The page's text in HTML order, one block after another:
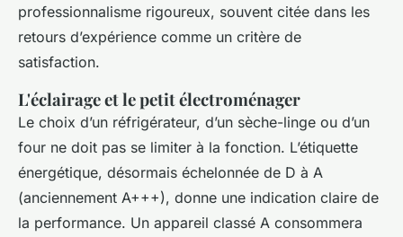
professionnalisme rigoureux, souvent citée dans les
retours d’expérience comme un critère de
satisfaction.
L'éclairage et le petit électroménager
Le choix d’un réfrigérateur, d’un sèche-linge ou d’un
four ne doit pas se limiter à la fonction. L’étiquette
énergétique, désormais échelonnée de D à A
(anciennement A+++), donne une indication claire de
la performance. Un appareil classé A consommera